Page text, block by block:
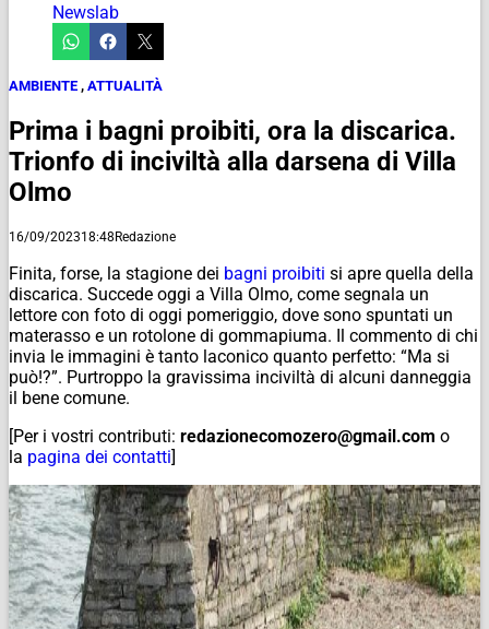
Newslab
AMBIENTE , ATTUALITÀ
Prima i bagni proibiti, ora la discarica.
Trionfo di inciviltà alla darsena di Villa
Olmo
16/09/202318:48Redazione
Finita, forse, la stagione dei bagni proibiti si apre quella della
discarica. Succede oggi a Villa Olmo, come segnala un
lettore con foto di oggi pomeriggio, dove sono spuntati un
materasso e un rotolone di gommapiuma. Il commento di chi
invia le immagini è tanto laconico quanto perfetto: “Ma si
può!?”. Purtroppo la gravissima inciviltà di alcuni danneggia
il bene comune.
[Per i vostri contributi: redazionecomozero@gmail.com o
la pagina dei contatti]